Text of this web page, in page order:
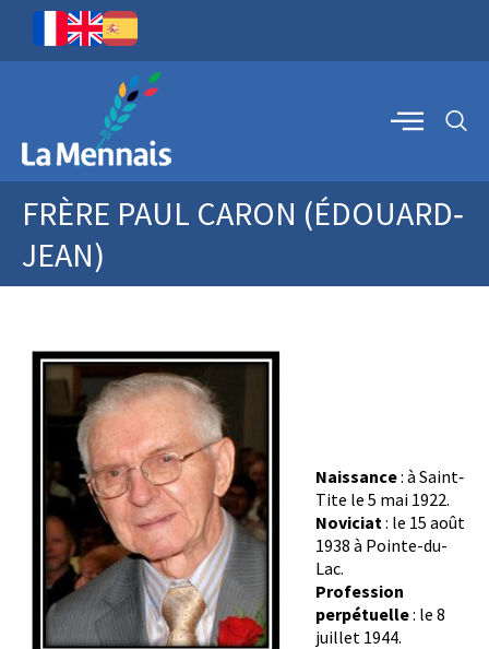
FRÈRE PAUL CARON (ÉDOUARD‐
JEAN)
Naissance: à Saint‐
Tite le 5 mai 1922.
Noviciat: le 15 août
1938 à Pointe-du-
Lac.
Profession
perpétuelle: le 8
juillet 1944.